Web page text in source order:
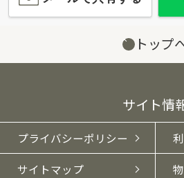
トップ
サイト情
プライバシーポリシー
サイトマップ